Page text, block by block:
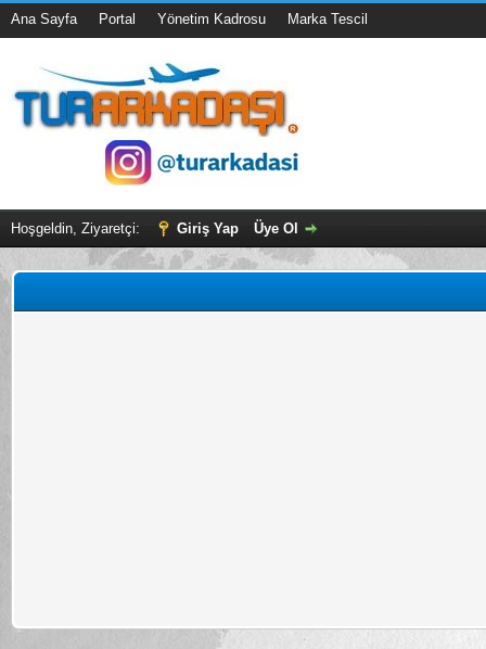
Ana Sayfa Portal Yönetim Kadrosu Marka Tescil
Hoşgeldin, Ziyaretçi: Giriş Yap Üye Ol